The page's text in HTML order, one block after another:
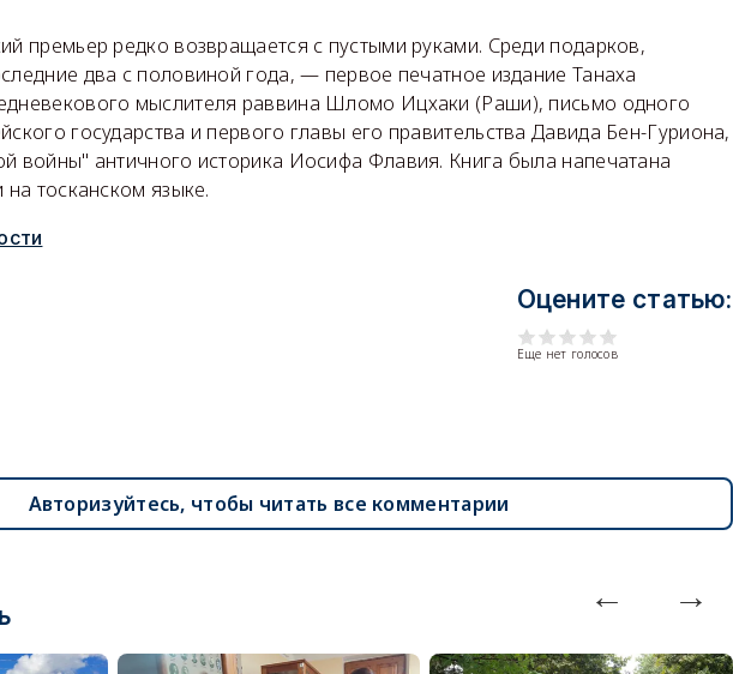
премьер редко возвращается с пустыми руками. Среди подарков,
два с половиной года, — первое печатное издание Танаха
мыслителя раввина Шломо Ицхаки (Раши), письмо одного
государства и первого главы его правительства Давида Бен-Гуриона,
войны" античного историка Иосифа Флавия. Книга была напечатана
тосканском языке.
Оцените статью:
Еще нет голосов
Авторизуйтесь, чтобы читать все комментарии